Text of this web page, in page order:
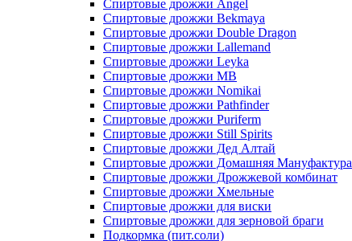
Спиртовые дрожжи Angel
Спиртовые дрожжи Bekmaya
Спиртовые дрожжи Double Dragon
Спиртовые дрожжи Lallemand
Спиртовые дрожжи Leyka
Спиртовые дрожжи MB
Спиртовые дрожжи Nomikai
Спиртовые дрожжи Pathfinder
Спиртовые дрожжи Puriferm
Спиртовые дрожжи Still Spirits
Спиртовые дрожжи Дед Алтай
Спиртовые дрожжи Домашняя Мануфактура
Спиртовые дрожжи Дрожжевой комбинат
Спиртовые дрожжи Хмельные
Спиртовые дрожжи для виски
Спиртовые дрожжи для зерновой браги
Подкормка (пит.соли)